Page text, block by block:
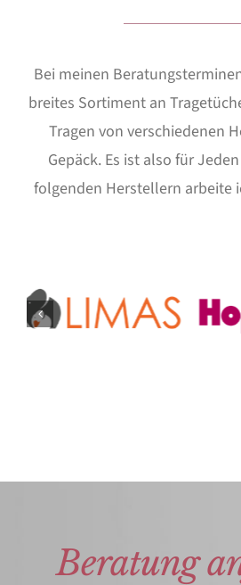
Bei meinen
breites Sortiment an
Tragen von verschiedenen
Gepäck. Es ist also für
folgenden Herstellern arbeite
Beratung